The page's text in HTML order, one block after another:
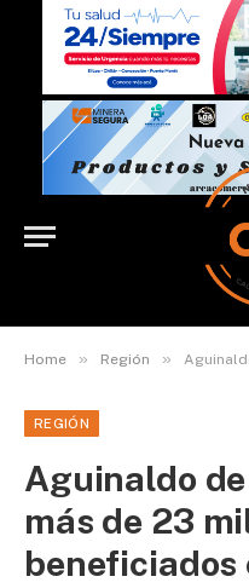
Home » Región » Aguinaldo de
REGIÓN
Aguinaldo
más de 23
beneficiados